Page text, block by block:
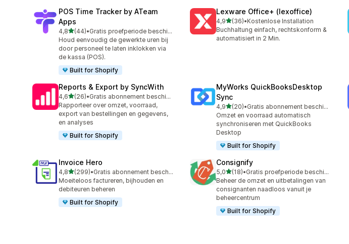
POS Time Tracker by ATeam
Apps
4,8van 5 sterren
(44)
44 recensies in totaal
•
Gratis proefperiode beschikbaar
Houd eenvoudig de gewerkte uren bij
door personeel te laten inklokken via
de kassa (POS).
Built for Shopify
Lexware Office+ (lexoffice)
4,9van 5 sterren
(36)
36 recensies in totaal
•Kostenlose Installation
Buchhaltung einfach, rechtskonform &
automatisiert in 2 Min.
Reports & Export by SyncWith
4,6van 5 sterren
(26)
26 recensies in totaal
•
Gratis abonnement beschikbaar
Rapporteer over omzet, voorraad,
export van bestellingen en gegevens,
en analyses
Built for Shopify
MyWorks QuickBooksDesktop
Sync
4,9van 5 sterren
(20)
20 recensies in totaal
•
Gratis abonnement beschikbaar
Omzet en voorraad automatisch
synchroniseren met QuickBooks
Desktop
Built for Shopify
Invoice Hero
4,8van 5 sterren
(299)
299 recensies in totaal
•
Gratis abonnement beschikbaar
Moeiteloos factureren, bijhouden en
debiteuren beheren
Built for Shopify
Consignify
5,0van 5 sterren
(18)
18 recensies in totaal
•
Gratis proefperiode beschikbaar
Beheer de omzet en uitbetalingen van
consignanten naadloos vanuit je
beheercentrum
Built for Shopify